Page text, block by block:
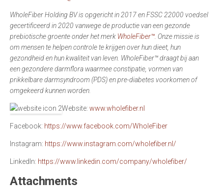
WholeFiberHolding BV is opgericht in 2017 en FSSC 22000 voedsel
gecertificeerd in 2020 vanwege de productie van een gezonde
prebiotische groente onder het merk WholeFiber™. Onze missie is
om mensen te helpen controle te krijgen over hun dieet, hun
gezondheid en hun kwaliteit van leven. WholeFiber™ draagt bij aan
een gezondere darmflora waarmee constipatie, vormen van
prikkelbare darmsyndroom (PDS) en pre-diabetes voorkomen of
omgekeerd kunnen worden.
Website: www.wholefiber.nl
Facebook: https://www.facebook.com/WholeFiber
Instagram: https://www.instagram.com/wholefiber.nl/
LinkedIn: https://www.linkedin.com/company/wholefiber/
Attachments